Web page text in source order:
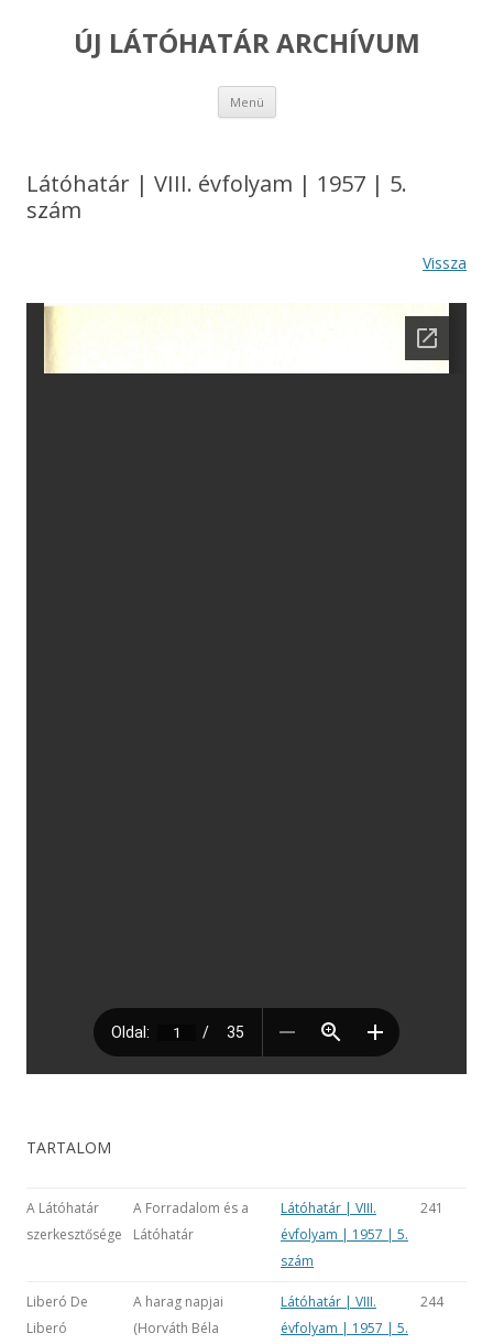
ÚJ LÁTÓHATÁR ARCHÍVUM
Menü Kilépés
tartalomba
Látóhatár | VIII. évfolyam | 1957 | 5.
szám
Vissza
TARTALOM
A Látóhatár
szerkesztősége
A Forradalom és a
Látóhatár
Látóhatár | VIII.
évfolyam | 1957 | 5.
szám
241
Liberó De
Liberó
A harag napjai
(Horváth Béla
Látóhatár | VIII.
évfolyam | 1957 | 5.
244